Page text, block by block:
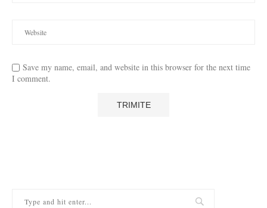
Save my name, email, and website in this browser for the next time
I comment.